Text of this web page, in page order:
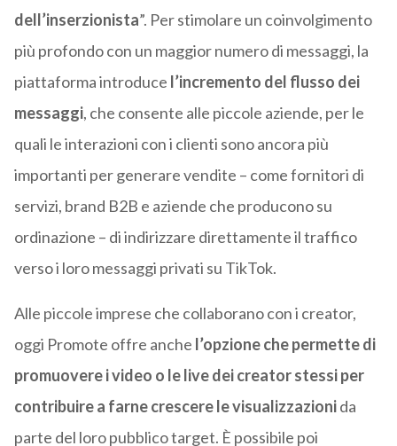
dell’inserzionista”. Per stimolare un coinvolgimento
più profondo con un maggior numero di messaggi, la
piattaforma introduce l’incremento del flusso dei
messaggi, che consente alle piccole aziende, per le
quali le interazioni con i clienti sono ancora più
importanti per generare vendite – come fornitori di
servizi, brand B2B e aziende che producono su
ordinazione – di indirizzare direttamente il traffico
verso i loro messaggi privati su TikTok.
Alle piccole imprese che collaborano con i creator,
oggi Promote offre anche l’opzione che permette di
promuovere i video o le live dei creator stessi per
contribuire a farne crescere le visualizzazionida
parte del loro pubblico target. È possibile poi